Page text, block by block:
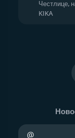
Честлице,
KIKA